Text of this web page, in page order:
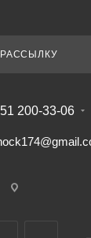
200-33-06